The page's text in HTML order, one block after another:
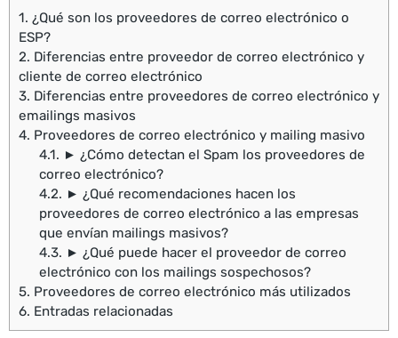
1. ¿Qué son los proveedores de correo electrónico o
ESP?
2. Diferencias entre proveedor de correo electrónico y
cliente de correo electrónico
3. Diferencias entre proveedores de correo electrónico y
emailings masivos
4. Proveedores de correo electrónico y mailing masivo
4.1. ► ¿Cómo detectan el Spam los proveedores de
correo electrónico?
4.2. ► ¿Qué recomendaciones hacen los
proveedores de correo electrónico a las empresas
que envían mailings masivos?
4.3. ► ¿Qué puede hacer el proveedor de correo
electrónico con los mailings sospechosos?
5. Proveedores de correo electrónico más utilizados
6. Entradas relacionadas